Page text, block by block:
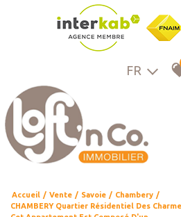
FR
Accueil Vente Savoie
Chambery
CHAMBERY Quartier Résidentiel Des